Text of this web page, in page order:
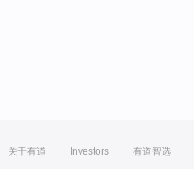
关于有道 Investors 有道智选